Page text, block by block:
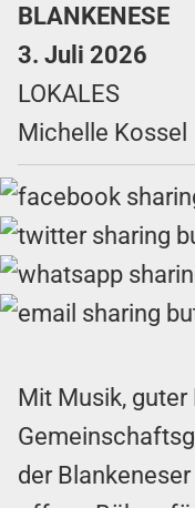
BLANKENESE
3. Juli 2026
LOKALES
Michelle Kossel
Mit Musik, guter
der